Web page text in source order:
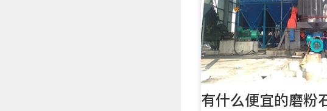
有什么便宜的磨粉